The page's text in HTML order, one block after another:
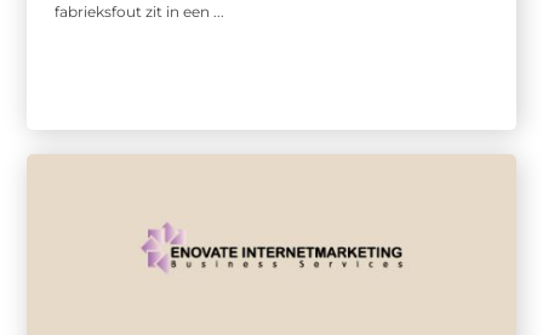
fabrieksfout zit in een ...